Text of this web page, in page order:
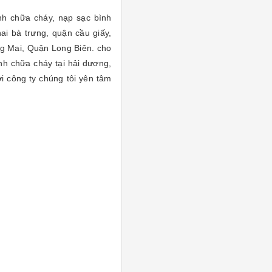
chữa cháy, nạp sạc bình
bà trưng, quận cầu giấy,
Mai, Quận Long Biên. cho
chữa cháy tại hải dương,
công ty chúng tôi yên tâm